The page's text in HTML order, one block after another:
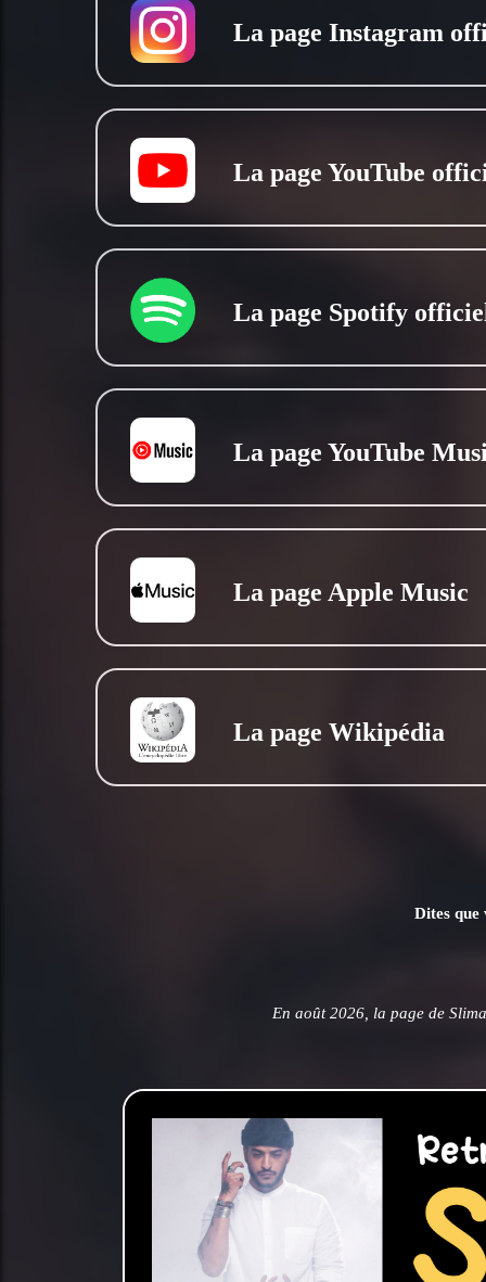
La page Instagram
La page YouTube
La page Spotify
La page YouTube
La page Apple Music
La page Wikipédia
Dites que
En août 2026, la page de